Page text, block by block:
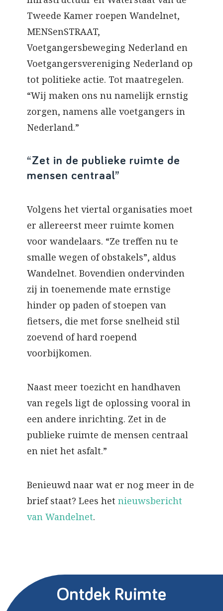
Tweede Kamer roepen Wandelnet,
MENSenSTRAAT,
Voetgangersbeweging Nederland en
Voetgangersvereniging Nederland op
tot politieke actie. Tot maatregelen.
“Wij maken ons nu namelijk ernstig
zorgen, namens alle voetgangers in
Nederland.”
“Zet in de publieke ruimte de
mensen centraal”
Volgens het viertal organisaties moet
er allereerst meer ruimte komen
voor wandelaars. “Ze treffen nu te
smalle wegen of obstakels”, aldus
Wandelnet. Bovendien ondervinden
zij in toenemende mate ernstige
hinder op paden of stoepen van
fietsers, die met forse snelheid stil
zoevend of hard roepend
voorbijkomen.
Naast meer toezicht en handhaven
van regels ligt de oplossing vooral in
een andere inrichting. Zet in de
publieke ruimte de mensen centraal
en niet het asfalt.”
Benieuwd naar wat er nog meer in de
brief staat? Lees het nieuwsbericht
van Wandelnet.
Ontdek Ruimte